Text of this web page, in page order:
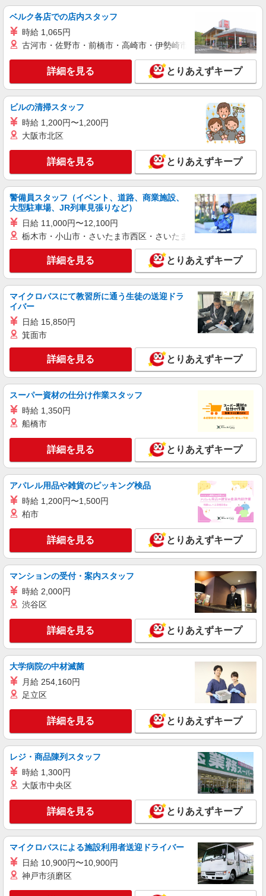
ベルク各店での店内スタッフ
時給 1,065円
古河市・佐野市・前橋市・高崎市・伊勢崎市・太田市・館林市
詳細を見る とりあえずキープ
ビルの清掃スタッフ
時給 1,200円〜1,200円
大阪市北区
詳細を見る とりあえずキープ
警備員スタッフ（イベント、道路、商業施設、
大型駐車場、JR列車見張りなど）
日給 11,000円〜12,100円
栃木市・小山市・さいたま市西区・さいたま市岩槻区・久喜市・
詳細を見る とりあえずキープ
マイクロバスにて教習所に通う生徒の送迎ドラ
イバー
日給 15,850円
箕面市
詳細を見る とりあえずキープ
スーパー資材の仕分け作業スタッフ
時給 1,350円
船橋市
詳細を見る とりあえずキープ
アパレル用品や雑貨のピッキング検品
時給 1,200円〜1,500円
柏市
詳細を見る とりあえずキープ
マンションの受付・案内スタッフ
時給 2,000円
渋谷区
詳細を見る とりあえずキープ
大学病院の中材滅菌
月給 254,160円
足立区
詳細を見る とりあえずキープ
レジ・商品陳列スタッフ
時給 1,300円
大阪市中央区
詳細を見る とりあえずキープ
マイクロバスによる施設利用者送迎ドライバー
日給 10,900円〜10,900円
神戸市須磨区